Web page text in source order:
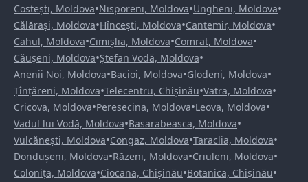
Costești, Moldova•Nisporeni, Moldova•Ungheni, Moldova•
Călărași, Moldova•Hîncești, Moldova•Cantemir, Moldova•
Cahul, Moldova•Cimișlia, Moldova•Comrat, Moldova•
Căușeni, Moldova•Ștefan Vodă, Moldova•
Anenii Noi, Moldova•Bacioi, Moldova•Glodeni, Moldova•
Țînțăreni, Moldova•Telecentru, Chișinău•Vatra, Moldova•
Cricova, Moldova•Peresecina, Moldova•Leova, Moldova•
Vadul lui Vodă, Moldova•Basarabeasca, Moldova•
Vulcănești, Moldova•Congaz, Moldova•Taraclia, Moldova•
Dondușeni, Moldova•Răzeni, Moldova•Criuleni, Moldova•
Colonița, Moldova•Ciocana, Chișinău•Botanica, Chișinău•